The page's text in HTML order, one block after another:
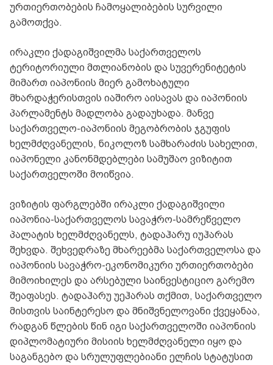
ურთიერთობების ჩამოყალიბების სურვილი
გამოთქვა.
ირაკლი ქადაგიშვილმა საქართველოს
ტერიტორიული მთლიანობის და სუვერენიტეტის
მიმართ იაპონიის მიერ გამოხატული
მხარდაჭერისთვის იაშირო აისავას და იაპონიის
პარლამენტს მადლობა გადაუხადა. მანვე
საქართველო-იაპონიის მეგობრობის ჯგუფის
ხელმძღვანელის, ნიკოლოზ სამხარაძის სახელით,
იაპონელი კანონმდებლები სამუშაო ვიზიტით
საქართველოში მოიწვია.
ვიზიტის ფარგლებში ირაკლი ქადაგიშვილი
იაპონია-საქართველოს სავაჭრო-სამრეწველო
პალატის ხელმძღვანელს, ტადაჰარუ იუჰარას
შეხვდა. შეხვედრაზე მხარეებმა საქართველოსა და
იაპონიის სავაჭრო-ეკონომიკური ურთიერთობები
მიმოიხილეს და არსებული საინვესტიციო გარემო
შეაფასეს. ტადაჰარუ უეჰარას თქმით, საქართველო
მისთვის საინტერესო და მნიშვნელოვანი ქვეყანაა,
რადგან წლების წინ იგი საქართველოში იაპონიის
დიპლომატიური მისიის ხელმძღვანელი იყო და
საგანგებო და სრულუფლებიანი ელჩის სტატუსით